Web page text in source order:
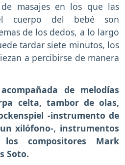
masajes en los que las
cuerpo del bebé son
de los dedos, a lo largo
tardar siete minutos, los
a percibirse de manera
de melodías
celta, tambor de olas,
-instrumento de
xilófono-, instrumentos
los compositores Mark
Soto.